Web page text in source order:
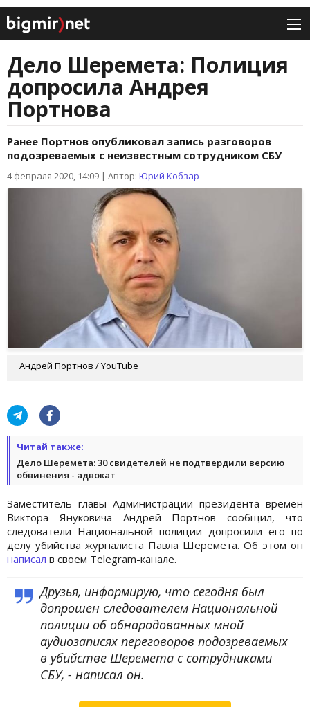
Дело Шеремета: Полиция
допросила Андрея
Портнова
Ранее Портнов опубликовал запись разговоров
подозреваемых с неизвестным сотрудником СБУ
4 февраля 2020, 14:09 | Автор: Юрий Кобзар
Андрей Портнов / YouTube
Читай также:
Дело Шеремета: 30 свидетелей не подтвердили версию
обвинения - адвокат
Заместитель главы Администрации президента времен
Виктора Януковича Андрей Портнов сообщил, что
следователи Национальной полиции допросили его по
делу убийства журналиста Павла Шеремета. Об этом он
написал в своем Telegram-канале.
Друзья, информирую, что сегодня был
допрошен следователем Национальной
полиции об обнародованных мной
аудиозаписях переговоров подозреваемых
в убийстве Шеремета с сотрудниками
СБУ, - написал он.